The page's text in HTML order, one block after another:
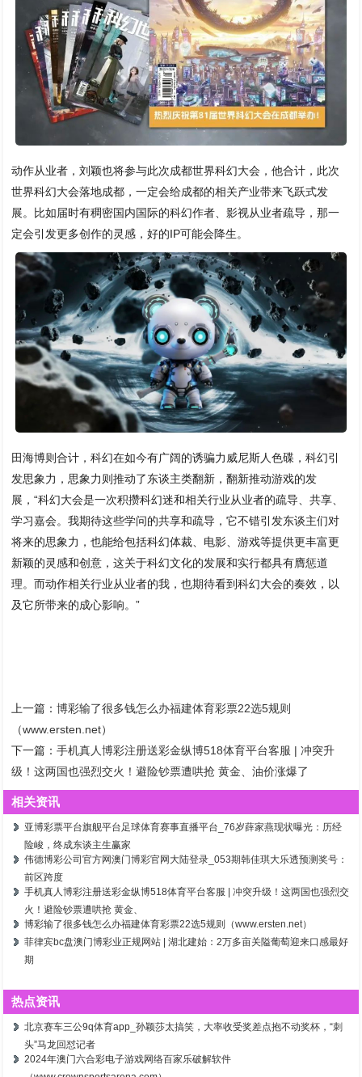
动作从业者，刘颖也将参与此次成都世界科幻大会，他合计，此次
世界科幻大会落地成都，一定会给成都的相关产业带来飞跃式发
展。比如届时有稠密国内国际的科幻作者、影视从业者疏导，那一
定会引发更多创作的灵感，好的IP可能会降生。
田海博则合计，科幻在如今有广阔的诱骗力威尼斯人色碟，科幻引
发思象力，思象力则推动了东谈主类翻新，翻新推动游戏的发
展，“科幻大会是一次积攒科幻迷和相关行业从业者的疏导、共享、
学习嘉会。我期待这些学问的共享和疏导，它不错引发东谈主们对
将来的思象力，也能给包括科幻体裁、电影、游戏等提供更丰富更
新颖的灵感和创意，这关于科幻文化的发展和实行都具有膺惩道
理。而动作相关行业从业者的我，也期待看到科幻大会的奏效，以
及它所带来的成心影响。”
上一篇：博彩输了很多钱怎么办福建体育彩票22选5规则
（www.ersten.net）
下一篇：手机真人博彩注册送彩金纵博518体育平台客服 | 冲突升
级！这两国也强烈交火！避险钞票遭哄抢 黄金、油价涨爆了
相关资讯
亚博彩票平台旗舰平台足球体育赛事直播平台_76岁薛家燕现状曝光：历经
险峻，终成东谈主生赢家
伟德博彩公司官方网澳门博彩官网大陆登录_053期韩佳琪大乐透预测奖号：
前区跨度
手机真人博彩注册送彩金纵博518体育平台客服 | 冲突升级！这两国也强烈交
火！避险钞票遭哄抢 黄金、
博彩输了很多钱怎么办福建体育彩票22选5规则（www.ersten.net）
菲律宾bc盘澳门博彩业正规网站 | 湖北建始：2万多亩关隘葡萄迎来口感最好
期
热点资讯
北京赛车三公9q体育app_孙颖莎太搞笑，大率收受奖差点抱不动奖杯，“刺
头”马龙回怼记者
2024年澳门六合彩电子游戏网络百家乐破解软件